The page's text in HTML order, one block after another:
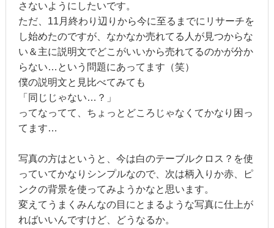
さないようにしたいです。
ただ、11月終わり辺りから今に至るまでにリサーチを
し始めたのですが、なかなか売れてる人が見つからな
い＆主に説明文でどこがいいから売れてるのかが分か
らない…という問題にあってます（笑）
僕の説明文と見比べてみても
「同じじゃない…？」
ってなってて、ちょっとどころじゃなくてかなり困っ
てます…
写真の方はというと、今は白のテーブルクロス？を使
っていてかなりシンプルなので、次は柄入りか赤、ピ
ンクの背景を使ってみようかなと思います。
変えてうまくみんなの目にとまるような写真に仕上が
ればいいんですけど、どうなるか。